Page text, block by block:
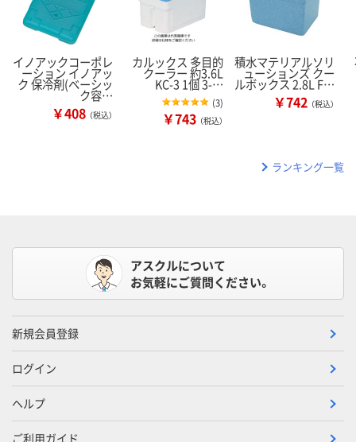
イノアックコーポレ
ーション イノアッ
ク 保冷剤(ベーシッ
ク容…
￥408 （税込）
カルックス 多目的
クーラー 約3.6L
KC-3 1個 3-…
(3)
￥743 （税込）
積水マテリアルソリ
ューションズ クー
ルボックス 2.8L F…
￥742 （税込）
ランキング一覧
アスクルについて
お気軽にご質問ください。
新規会員登録
ログイン
ヘルプ
ご利用ガイド